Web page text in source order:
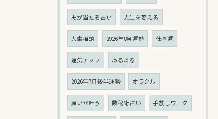
志が当たる占い 人生を変える
人生相談 2926年8月運勢 仕事運
運気アップ あるある
2026年7月後半運勢 オラクル
願いが叶う 数秘術占い 手放しワーク